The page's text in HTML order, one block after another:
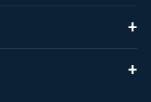
+
+